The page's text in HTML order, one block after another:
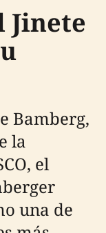
Bamberg,
la
el
una de